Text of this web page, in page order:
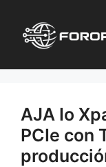
contenido
AJA Io
PCIe con